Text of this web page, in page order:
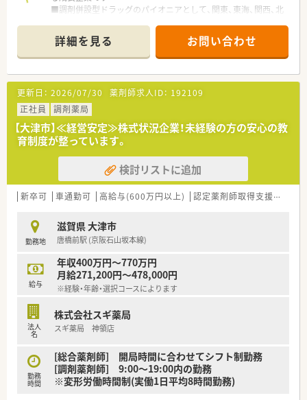
■調剤併設型ドラッグのパイオニアとして、関東、東海、関西、北
■研修制度は様々なプランがあり、集合研修だけでなく任意で受
講可能な研修も幅広く用意されています
■店舗で活躍する従業員、社外で活躍する従業員、将来経営幹部
となる従業員など、薬剤師として様々な活躍ができるフィールド
を用意されています
■総合薬剤師・調剤薬剤師（土日休み・19時までの勤務）どちらか
の働き方を選択できます
■調剤併設型だけでなく「医療モール・クリニック併設店舗」「敷
地内薬局」「訪問調剤特化型店舗」など様々な店舗を運営してい
ます
■在宅医療にも積極的取り組んでおり「訪問調剤特化型店舗」を
50店舗以上、無菌調剤室は業界最多の51店舗設置しています
■「プラチナくるみん認定企業」「健康経営優良法人2023（大規模
法人部門）認定」等を取得し一人ひとりが働きやすい環境が整備
■充実した研修制度、人事制度、評価制度、キャリア支援制度等
があるのも特徴です
詳細を見る お問い合わせ
更新日： 2026/07/30 薬剤師求人ID： 192109
正社員
調剤薬局
【大津市】≪経営安定≫株式状況企業！未経験の方の安心の教
育制度が整っています。
検討リストに追加
新卒可 車通勤可 高給与(600万円以上) 認定薬剤師取得支援あり
勤務地
滋賀県 大津市
唐橋前駅 (京阪石山坂本線)
給与
年収400万円～770万円
月給271,200円～478,000円
※経験・年齢・選択コースによります
法人
名
株式会社スギ薬局
スギ薬局 神領店
勤務
時間
[総合薬剤師] 開局時間に合わせてシフト制勤務
[調剤薬剤師] 9:00～19:00内の勤務
※変形労働時間制(実働1日平均8時間勤務)